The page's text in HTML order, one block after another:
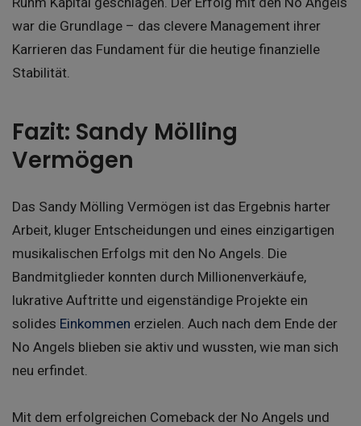
war die Grundlage – das clevere Management ihrer
Karrieren das Fundament für die heutige finanzielle
Stabilität.
Fazit: Sandy Mölling
Vermögen
Das Sandy Mölling Vermögen ist das Ergebnis harter
Arbeit, kluger Entscheidungen und eines einzigartigen
musikalischen Erfolgs mit den No Angels. Die
Bandmitglieder konnten durch Millionenverkäufe,
lukrative Auftritte und eigenständige Projekte ein
solides Einkommen erzielen. Auch nach dem Ende der
No Angels blieben sie aktiv und wussten, wie man sich
neu erfindet.
Mit dem erfolgreichen Comeback der No Angels und